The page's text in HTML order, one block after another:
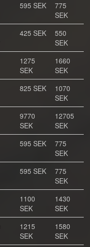
595 SEK
775
SEK
425 SEK
550
SEK
1275
SEK
1660
SEK
825 SEK
1070
SEK
9770
SEK
12705
SEK
595 SEK
775
SEK
595 SEK
775
SEK
1100
SEK
1430
SEK
1215
SEK
1580
SEK